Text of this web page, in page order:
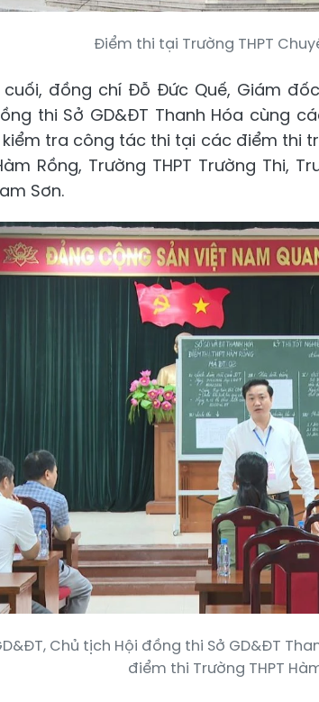
Điểm thi tại Trường THPT
đồng chí Đỗ Đức Quế, Giám
thi Sở GD&ĐT Thanh Hóa cùng
tra công tác thi tại các điểm thi
Rồng, Trường THPT Trường Thi,
Sơn.
Chủ tịch Hội đồng thi Sở GD&ĐT
điểm thi Trường THPT